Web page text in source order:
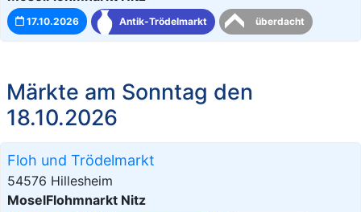
17.10.2026 Antik-Trödelmarkt überdacht
Märkte am Sonntag den
18.10.2026
Floh und Trödelmarkt
54576 Hillesheim
MoselFlohmnarkt Nitz